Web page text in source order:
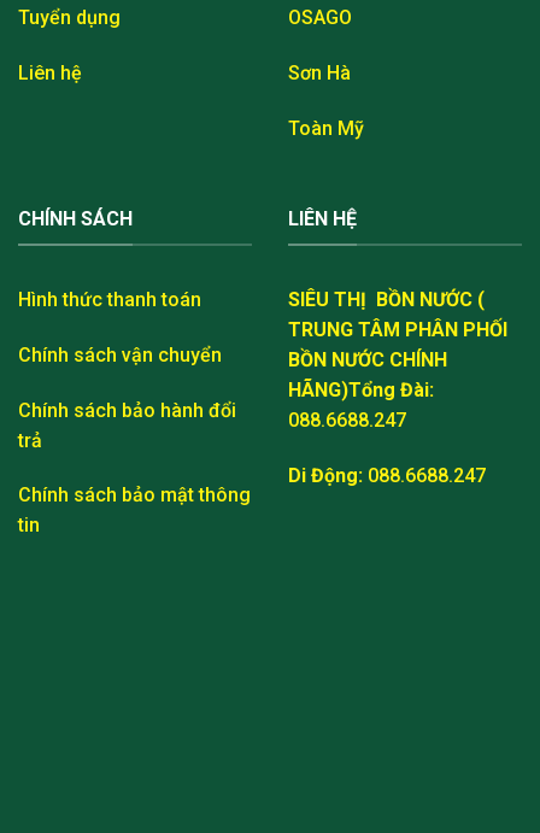
Tuyển dụng
Liên hệ
OSAGO
Sơn Hà
Toàn Mỹ
CHÍNH SÁCH
Hình thức thanh toán
Chính sách vận chuyển
Chính sách bảo hành đổi
trả
Chính sách bảo mật thông
tin
LIÊN HỆ
SIÊU THỊ BỒN NƯỚC (
TRUNG TÂM PHÂN PHỐI
BỒN NƯỚC CHÍNH
HÃNG)Tổng Đài:
088.6688.247
Di Động: 088.6688.247